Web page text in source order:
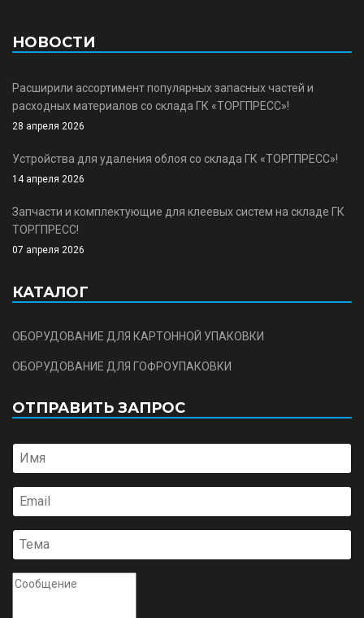
НОВОСТИ
Расширили ассортимент популярных запасных частей и
расходных материалов со склада ГК «ТОРГПРЕСС»!
28 апреля 2026
Устройства для удаления облоя со склада ГК «ТОРГПРЕСС»!
14 апреля 2026
Запчасти и комплектующие для клеевых систем на складе ГК
ТОРГПРЕСС!
07 апреля 2026
КАТАЛОГ
ОБОРУДОВАНИЕ ДЛЯ КАРТОННОЙ УПАКОВКИ
ОБОРУДОВАНИЕ ДЛЯ ГОФРОУПАКОВКИ
ОТПРАВИТЬ ЗАПРОС